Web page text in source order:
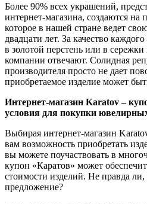
Более 90% всех украшений,
интернет-магазина, создаются на
которое в нашей стране ведет
двадцати лет. За качество
в золотой перстень или в
компании отвечают. Солидная
производителя просто не дает
приобретаемое изделие может
Интернет-магазин Karatov –
условия для покупки
Выбирая интернет-магазин
вам возможность приобретать
вы можете поучаствовать в
купон «Каратов» может
стоимости изделий. Не правда ли,
предложение?